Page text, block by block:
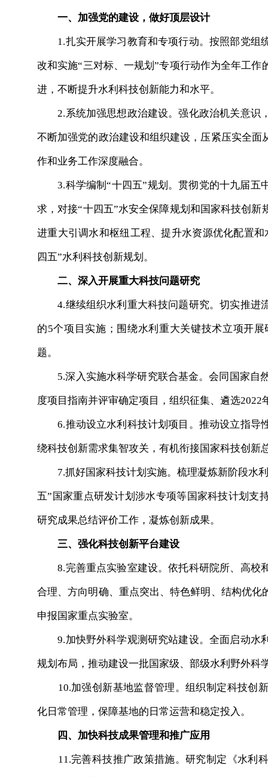
一、加强党的建设，做好顶层设计
1.扎实开展学习教育和专项行动。按照部党组
改和实施“三对标、一规划”专项行动作为全年工
进，不断提升水利科技创新能力和水平。
2.系统加强思想政治建设。强化政治机关意识
不断加强党的政治建设和组织建设，压紧压实全
作和业务工作深度融合。
3.科学编制“十四五”规划。贯彻党的十九届五
求，对接“十四五”水安全保障规划和国家科技创
进重大引调水和枢纽工程、提升水资源优化配置
四五”水利科技创新规划。
二、深入开展重大科技问题研究
4.继续组织水利重大科技问题研究。切实推进
的5个项目实施；围绕水利重大关键技术立项开
题。
5.深入实施水科学研究联合基金。会同国家自
度项目指南并评审确定项目，组织征集、遴选
6.推动设立水利科技计划项目。推动设立指导
绕科技创新需求集智攻关，有机衔接国家科技创新
7.抓好国家科技计划实施。梳理凝炼新阶段水利
五”国家重点研发计划涉水专项等国家科技计划支
研究成果总结评价工作，凝炼创新成果。
三、强化科技创新平台建设
8.完善重点实验室建设。依托科研院所、高校
合理、方向明确、重点突出、特色鲜明、结构优
申报国家重点实验室。
9.加快野外科学观测研究站建设。全面启动水
规划布局，推动建设一批国家级、部级水利野外科
10.加强创新基地监督管理。组织制定科技创
化日常管理，保障基地的日常运营和稳定投入。
四、加快科技成果管理和推广应用
11.完善科技推广政策措施。研究制定《水利